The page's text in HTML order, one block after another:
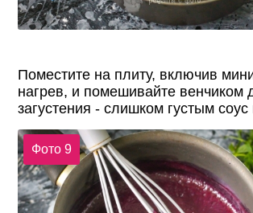
Поместите на плиту, включив
нагрев, и помешивайте венчиком
загустения - слишком густым соус
Фото 9